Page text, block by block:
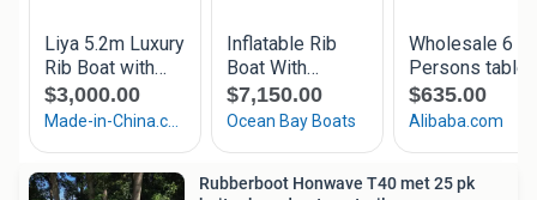
Rubberboot Honwave T40 met 25 pk